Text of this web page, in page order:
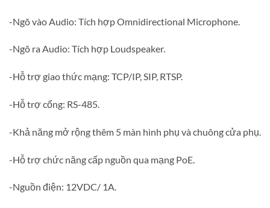
-Ngõ vào Audio: Tích hợp Omnidirectional Microphone.
-Ngõ ra Audio: Tích hợp Loudspeaker.
-Hỗ trợ giao thức mạng: TCP/IP, SIP, RTSP.
-Hỗ trợ cổng: RS-485.
-Khả năng mở rộng thêm 5 màn hình phụ và chuông cửa phụ.
-Hỗ trợ chức năng cấp nguồn qua mạng PoE.
-Nguồn điện: 12VDC/ 1A.